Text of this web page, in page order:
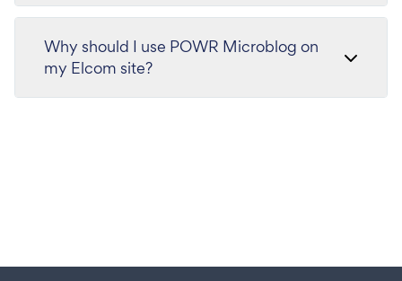
Why should I use POWR Microblog on
my Elcom site?